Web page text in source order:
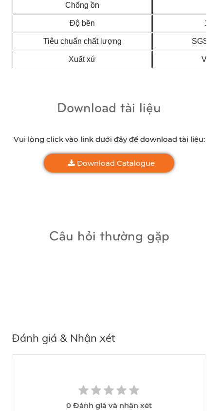
Chống ồn
Độ bền 10
Tiêu chuẩn chất lượng SGS,
Xuất xứ Việt
Download tài liệu
Vui lòng click vào link dưới đây để download tài liệu:
Download Catalogue
Câu hỏi thường gặp
Đánh giá & Nhận xét
0 Đánh giá và nhận xét